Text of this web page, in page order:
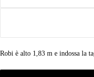
Robi è alto 1,83 m e indossa la